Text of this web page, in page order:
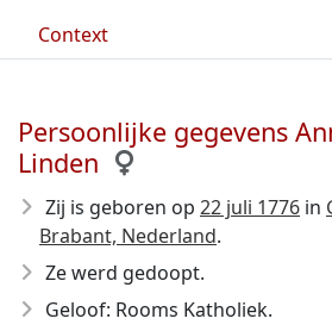
Context
Persoonlijke gegevens
Linden
Zij is geboren op 22 juli 1776 in
Brabant, Nederland.
Ze werd gedoopt.
Geloof: Rooms Katholiek.